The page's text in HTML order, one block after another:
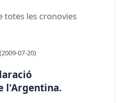
totes les cronovies
(2009-07-20)
l'Argentina.